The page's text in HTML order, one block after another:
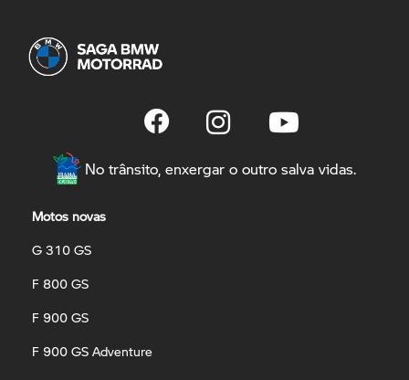
No trânsito, enxergar o outro salva vidas.
Motos novas
G 310 GS
F 800 GS
F 900 GS
F 900 GS Adventure